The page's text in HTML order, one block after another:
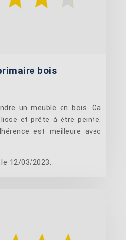
bois
un meuble en bois. Ca
et prête à être peinte.
est meilleure avec
12/03/2023.